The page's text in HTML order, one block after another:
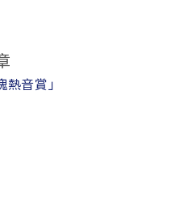
音賞」